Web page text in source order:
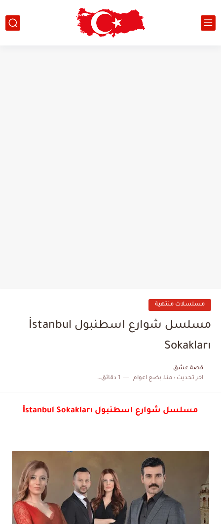
مسلسلات منتهية
مسلسل شوارع اسطنبول İstanbul
Sokakları
قصة عشق
اخر تحديث :منذ بضع اعوام 1 دقائق للقراءة
مسلسل شوارع اسطنبول İstanbul Sokakları